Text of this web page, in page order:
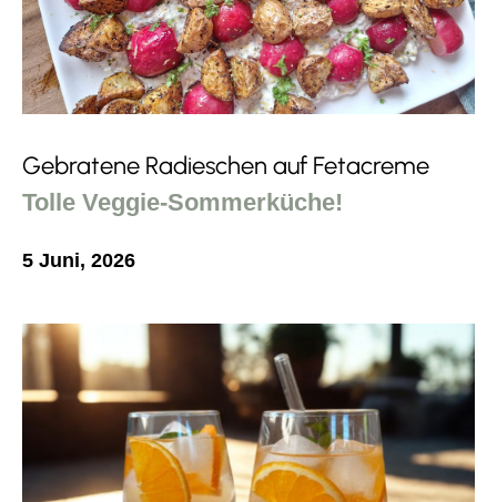
Gebratene Radieschen auf Fetacreme
Tolle Veggie-Sommerküche!
5 Juni, 2026